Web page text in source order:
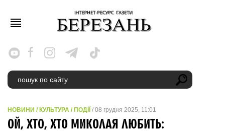
НОВИНИ / КУЛЬТУРА / ПОДІЇ / 08 грудня 2025, 11:01
ОЙ, ХТО, ХТО МИКОЛАЯ ЛЮБИТЬ: